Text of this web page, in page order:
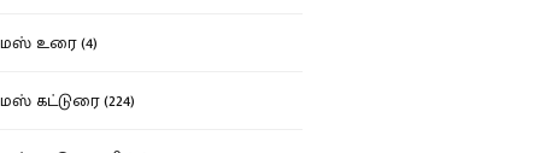
உரை (4)
கட்டுரை (224)